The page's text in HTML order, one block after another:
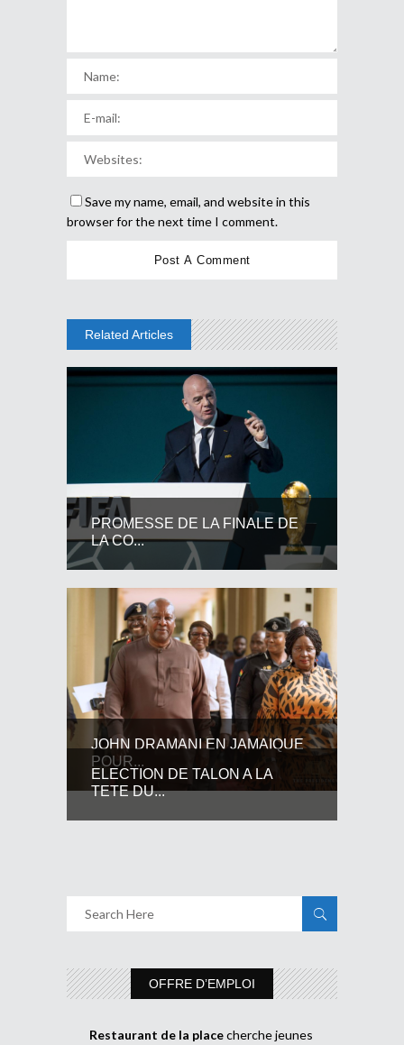
Save my name, email, and website in this
browser for the next time I comment.
Related Articles
PROMESSE DE LA FINALE DE
LA CO...
JOHN DRAMANI EN JAMAIQUE
POUR...
ELECTION DE TALON A LA
TETE DU...
OFFRE D’EMPLOI
Restaurant de la placecherche jeunes